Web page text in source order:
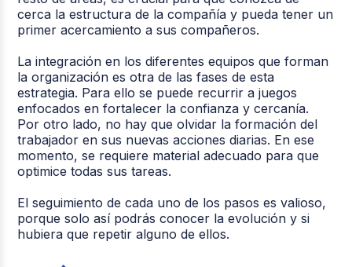
cerca la estructura de la compañía y pueda tener un
primer acercamiento a sus compañeros.
La integración en los diferentes equipos que forman
la organización es otra de las fases de esta
estrategia. Para ello se puede recurrir a juegos
enfocados en fortalecer la confianza y cercanía.
Por otro lado, no hay que olvidar la formación del
trabajador en sus nuevas acciones diarias. En ese
momento, se requiere material adecuado para que
optimice todas sus tareas.
El seguimiento de cada uno de los pasos es valioso,
porque solo así podrás conocer la evolución y si
hubiera que repetir alguno de ellos.